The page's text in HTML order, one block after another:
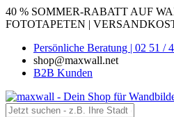
40 % SOMMER-RABATT AUF
FOTOTAPETEN |
Persönliche Beratung | 02 51 /
shop@maxwall.net
B2B Kunden